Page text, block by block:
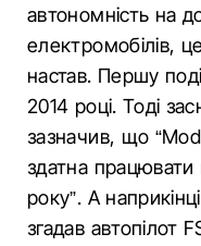
автономність на
електромобілів,
настав. Першу
2014 році. Тоді
зазначив, що
здатна працювати
року”. А
згадав автопілот